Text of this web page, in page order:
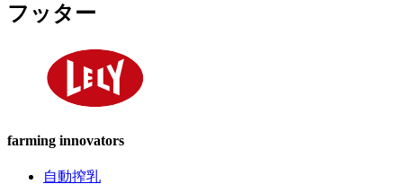
フッター
farming innovators
自動搾乳